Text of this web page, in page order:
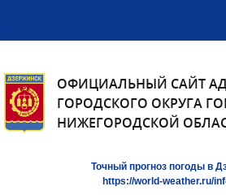
ОФИЦИАЛЬНЫЙ САЙТ
ГОРОДСКОГО ОКРУГА
НИЖЕГОРОДСКОЙ
Точный прогноз погоды в
https://world-weather.ru/